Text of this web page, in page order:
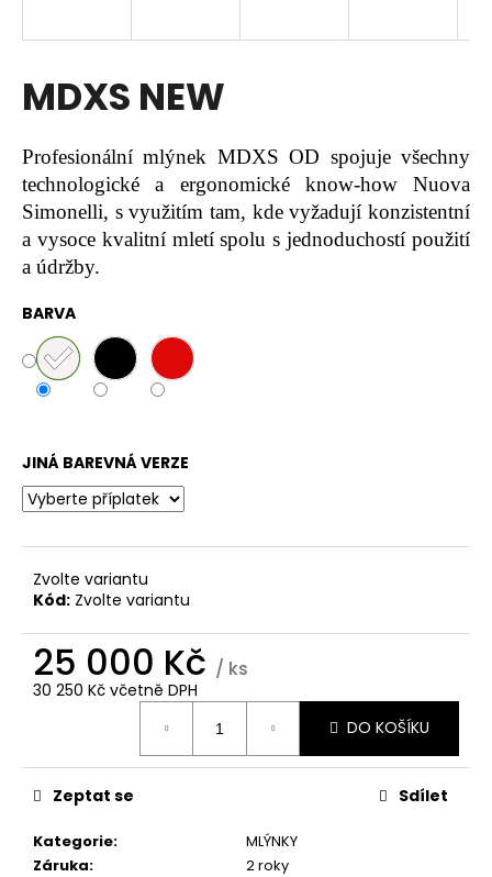
MDXS NEW
Profesionální mlýnek MDXS OD spojuje všechny
technologické a ergonomické know-how Nuova
Simonelli, s využitím tam, kde vyžadují konzistentní
a vysoce kvalitní mletí spolu s jednoduchostí použití
a údržby.
BARVA
JINÁ BAREVNÁ VERZE
Zvolte variantu
Kód: Zvolte variantu
25 000 Kč / ks
30 250 Kč včetně DPH
DO KOŠÍKU
Kategorie:
MLÝNKY
Záruka: 2 roky
Zeptat se Sdílet
í
t
?
HLEDAT
D
o
p
u
č
u
j
e
m